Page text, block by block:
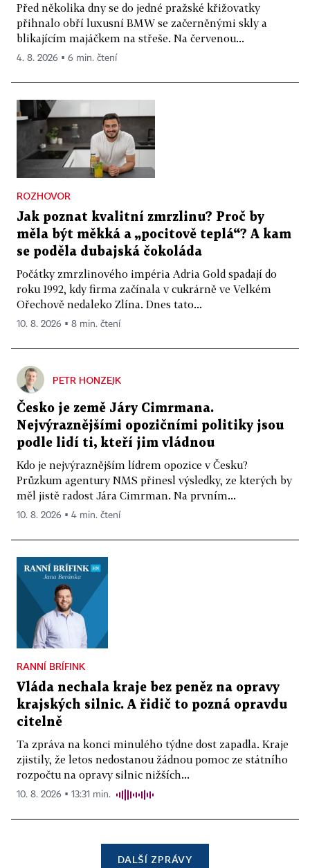
Před několika dny se do jedné pražské křižovatky
přihnalo obří luxusní BMW se začerněnými skly a
blikajícím majáčkem na střeše. Na červenou...
4. 8. 2026 ▪ 6 min. čtení
ROZHOVOR
Jak poznat kvalitní zmrzlinu? Proč by
měla být měkká a „pocitově teplá“? A kam
se poděla dubajská čokoláda
Počátky zmrzlinového impéria Adria Gold spadají do
roku 1992, kdy firma začínala v cukrárně ve Velkém
Ořechově nedaleko Zlína. Dnes tato...
10. 8. 2026 ▪ 8 min. čtení
PETR HONZEJK
Česko je země Járy Cimrmana.
Nejvýraznějšími opozičními politiky jsou
podle lidí ti, kteří jim vládnou
Kdo je nejvýraznějším lídrem opozice v Česku?
Průzkum agentury NMS přinesl výsledky, ze kterých by
měl jistě radost Jára Cimrman. Na prvním...
10. 8. 2026 ▪ 4 min. čtení
RANNÍ BRÍFINK
Vláda nechala kraje bez peněz na opravy
krajských silnic. A řidič to pozná opravdu
citelně
Ta zpráva na konci minulého týdne dost zapadla. Kraje
zjistily, že letos nedostanou žádnou pomoc ze státního
rozpočtu na opravy silnic nižších...
10. 8. 2026 ▪ 13:31 min.
DALŠÍ ZPRÁVY